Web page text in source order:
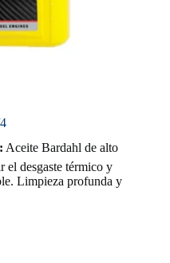
Aceite Bardahl de alto
el desgaste térmico y
Limpieza profunda y